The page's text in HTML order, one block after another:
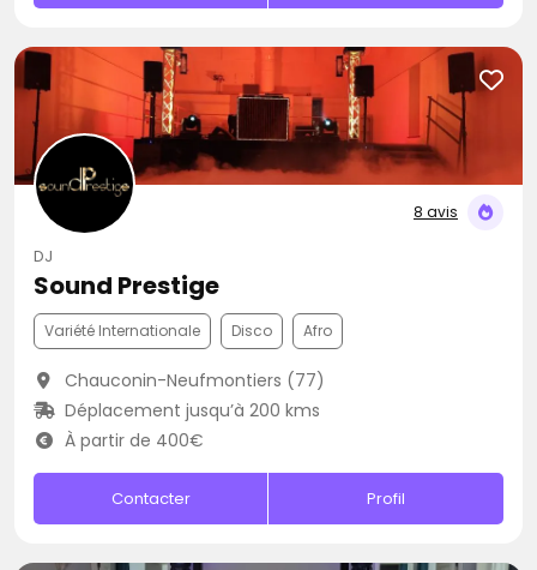
8 avis
DJ
Sound Prestige
Variété Internationale Disco Afro
Chauconin-Neufmontiers (77)
Déplacement jusqu’à 200 kms
À partir de 400€
Contacter Profil